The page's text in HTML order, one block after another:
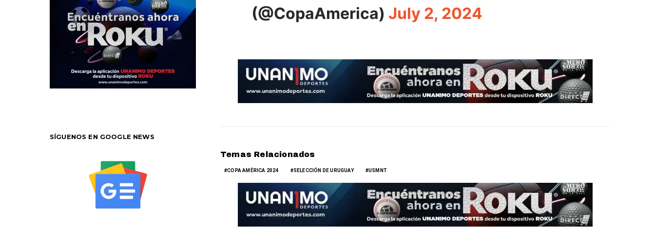
(@CopaAmerica) July 2, 2024
Temas Relacionados
COPA AMÉRICA 2024 SELECCIÓN DE URUGUAY USMNT
SÍGUENOS EN GOOGLE NEWS